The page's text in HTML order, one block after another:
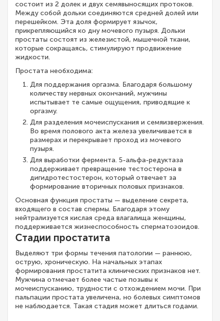
состоит из 2 долек и двух семявыносящих протоков.
Между собой дольки соединяются средней долей или
перешейком. Эта доля формирует язычок,
прикрепляющийся ко дну мочевого пузыря. Дольки
простаты состоят из железистой, мышечной ткани,
которые сокращаясь, стимулируют продвижение
жидкости.
Простата необходима:
Для поддержания оргазма. Благодаря большому
количеству нервных окончаний, мужчины
испытывает те самые ощущения, приводящие к
оргазму.
Для разделения мочеиспускания и семяизвержения.
Во время полового акта железа увеличивается в
размерах и перекрывает проход из мочевого
пузыря.
Для выработки фермента. 5-альфа-редуктаза
поддерживает превращение тестостерона в
дигидротестостерон, который отвечает за
формирование вторичных половых признаков.
Основная функция простаты — выделение секрета,
входящего в состав спермы. Благодаря этому
нейтрализуется кислая среда влагалища женщины,
поддерживается жизнеспособность сперматозоидов.
Стадии простатита
Выделяют три формы течения патологии — раннюю,
острую, хроническую. На начальных этапах
формирования простатита клинических признаков нет.
Мужчина отмечает более частые позывы к
мочеиспусканию, трудности с отхождением мочи. При
пальпации простата увеличена, но болевых симптомов
не наблюдается. Такая стадия может длиться годами.